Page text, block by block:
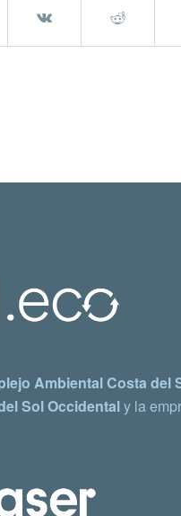
Ambiental Costa del
Sol Occidentaly la